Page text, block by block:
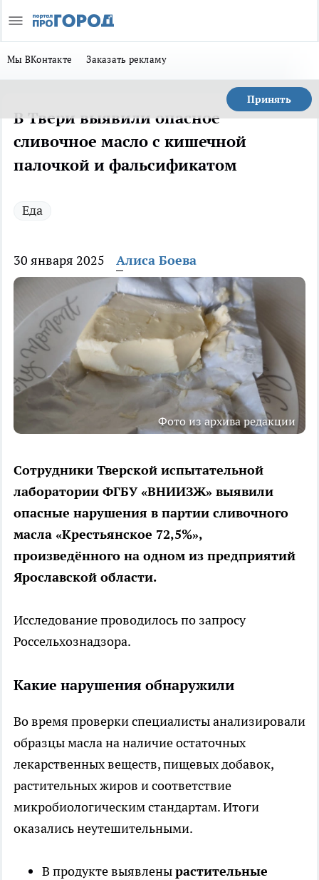
Мы ВКонтакте Заказать рекламу
Принять
В Твери выявили опасное
сливочное масло с кишечной
палочкой и фальсификатом
Еда
30 января 2025 Алиса Боева
Фото из архива редакции
Сотрудники Тверской испытательной
лаборатории ФГБУ «ВНИИЗЖ» выявили
опасные нарушения в партии сливочного
масла «Крестьянское 72,5%»,
произведённого на одном из предприятий
Ярославской области.
Исследование проводилось по запросу
Россельхознадзора.
Какие нарушения обнаружили
Во время проверки специалисты анализировали
образцы масла на наличие остаточных
лекарственных веществ, пищевых добавок,
растительных жиров и соответствие
микробиологическим стандартам. Итоги
оказались неутешительными.
В продукте выявленырастительные